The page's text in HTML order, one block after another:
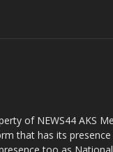
of NEWS44 AKS
that has its